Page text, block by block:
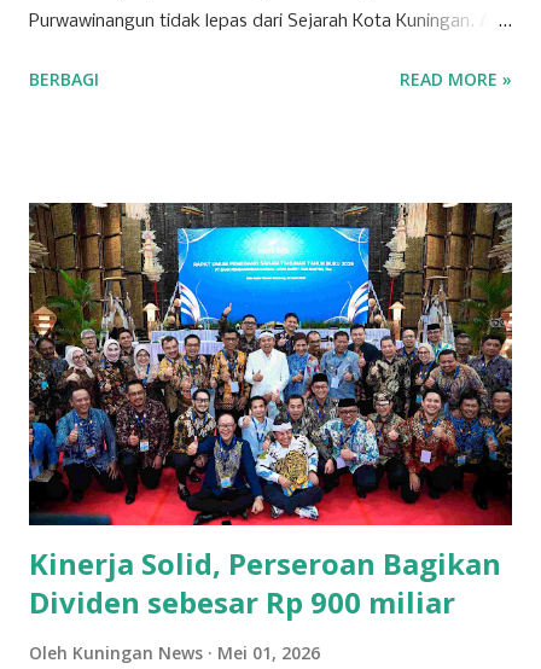
Purwawinangun tidak lepas dari Sejarah Kota Kuningan. Ada
melakukan perjalanan ke Pasembangan yang meneruskan
sampai ke daerah sekitar Kota Kuningan pada waktu itu
dikenal dengan “Kejene” yang artinya Kuning dan
penduduknya menganut agama Hindu (Agama Sanghiang).
Pemerintahan Kajene yang terletak di Blok Sidapurna Desa
Purwawinangun yang disebut Sidapurna artinya “Jadi
Sempurna” oleh Syekh Maulana Akbar. Beliau menetap
disana dan berhasil menjalin hubungan baik dengan
pemerintahan Kajene dan mendirikan Pesantren di
Sidapurna. Syekh Maulana Akbar menikah dengan seorang
putri dari tokoh penting di lingkungan t...
BERBAGI READ MORE »
Kinerja Solid, Perseroan Bagikan
Dividen sebesar Rp 900 miliar
Oleh Kuningan News Mei 01, 2026